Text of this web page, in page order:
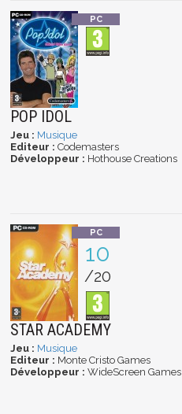
POP IDOL
Jeu : Musique
Editeur : Codemasters
Développeur : Hothouse Creations
10
/20
STAR ACADEMY
Jeu : Musique
Editeur : Monte Cristo Games
Développeur : WideScreen Games